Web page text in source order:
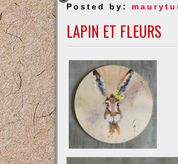
Posted by:
LAPIN ET FLEURS